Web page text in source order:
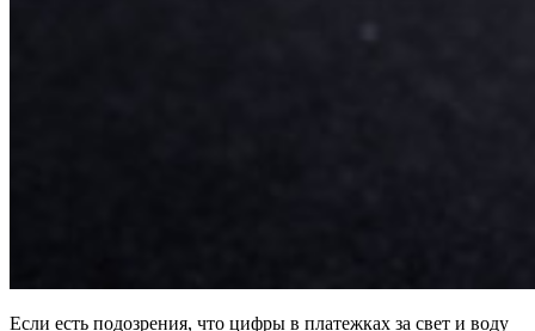
Если есть подозрения, что цифры в платежках за свет и воду